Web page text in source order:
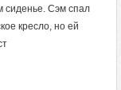
сиденье. Сэм спал
кресло, но ей